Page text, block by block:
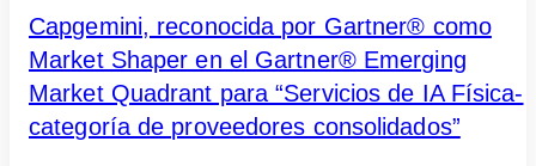
Capgemini, reconocida por Gartner® como
Market Shaper en el Gartner® Emerging
Market Quadrant para “Servicios de IA Física-
categoría de proveedores consolidados”